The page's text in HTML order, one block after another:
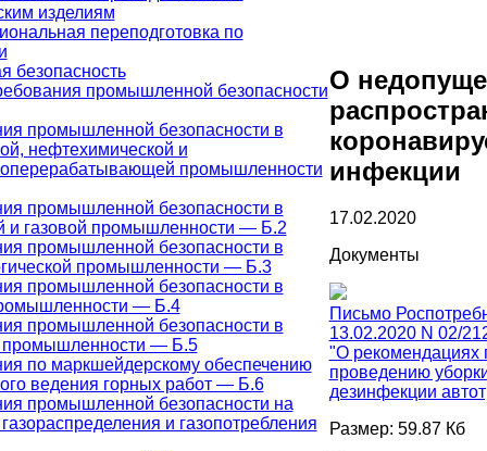
изделиям
переподготовка по
безопасность
промышленной безопасности
промышленной безопасности в
нефтехимической и
промышленности
промышленной безопасности в
и газовой промышленности — Б.2
промышленной безопасности в
промышленности — Б.3
промышленной безопасности в
— Б.4
промышленной безопасности в
промышленности — Б.5
по маркшейдерскому обеспечению
ведения горных работ — Б.6
промышленной безопасности на
и газопотребления
О
инфекции
17.02.2020
Документы
Письмо
13.02.2020 N 02/
"О рекомендациях
проведению
дезинфекции
Размер: 59.87 Кб